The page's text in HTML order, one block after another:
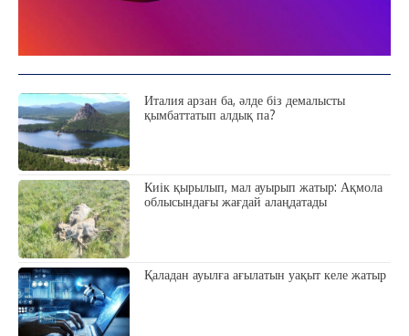
Италия арзан ба, әлде біз демалысты
қымбаттатып алдық па?
Киік қырылып, мал ауырып жатыр: Ақмола
облысындағы жағдай алаңдатады
Қаладан ауылға ағылатын уақыт келе жатыр